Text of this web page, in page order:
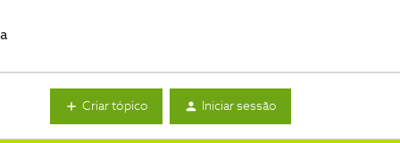
Criar tópico Iniciar sessão